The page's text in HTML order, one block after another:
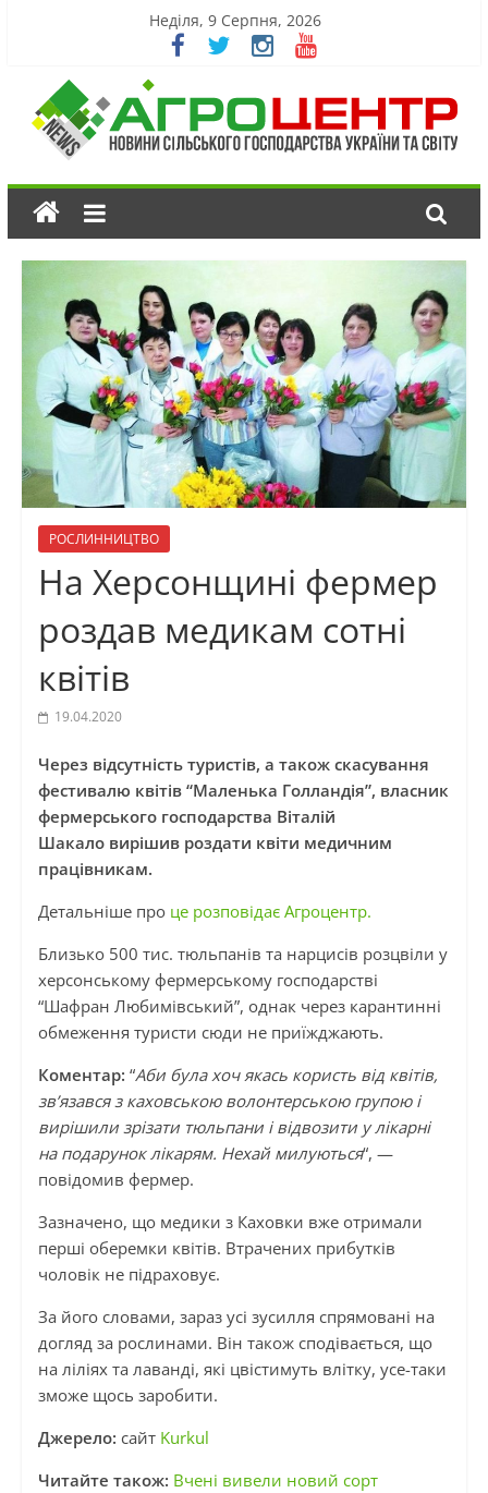
Неділя, 9 Серпня, 2026
РОСЛИННИЦТВО
На Херсонщині фермер
роздав медикам сотні
квітів
19.04.2020
Через відсутність туристів, а також скасування
фестивалю квітів “Маленька Голландія”, власник
фермерського господарства Віталій
Шакало вирішив роздати квіти медичним
працівникам.
Детальніше про це розповідає Агроцентр.
Близько 500 тис. тюльпанів та нарцисів розцвіли у
херсонському фермерському господарстві
“Шафран Любимівський”, однак через карантинні
обмеження туристи сюди не приїжджають.
Коментар: “Аби була хоч якась користь від квітів,
зв’язався з каховською волонтерською групою і
вирішили зрізати тюльпани і відвозити у лікарні
на подарунок лікарям. Нехай милують­ся“, —
повідомив фермер.
Зазначено, що медики з Каховки вже отримали
перші оберемки квітів. Втрачених прибутків
чоловік не підраховує.
За його словами, зараз усі зусилля спрямовані на
догляд за росли­нами. Він також сподівається, що
на ліліях та лаванді, які цвістимуть влітку, усе-таки
зможе щось заробити.
Джерело: сайт Kurkul
Читайте також: Вчені вивели новий сорт